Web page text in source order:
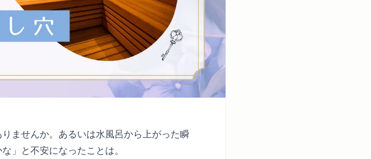
ませんか。あるいは水風呂から上がった瞬
」と不安になったことは。